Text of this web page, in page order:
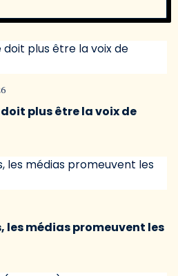
plus être la voix de
les médias promeuvent les